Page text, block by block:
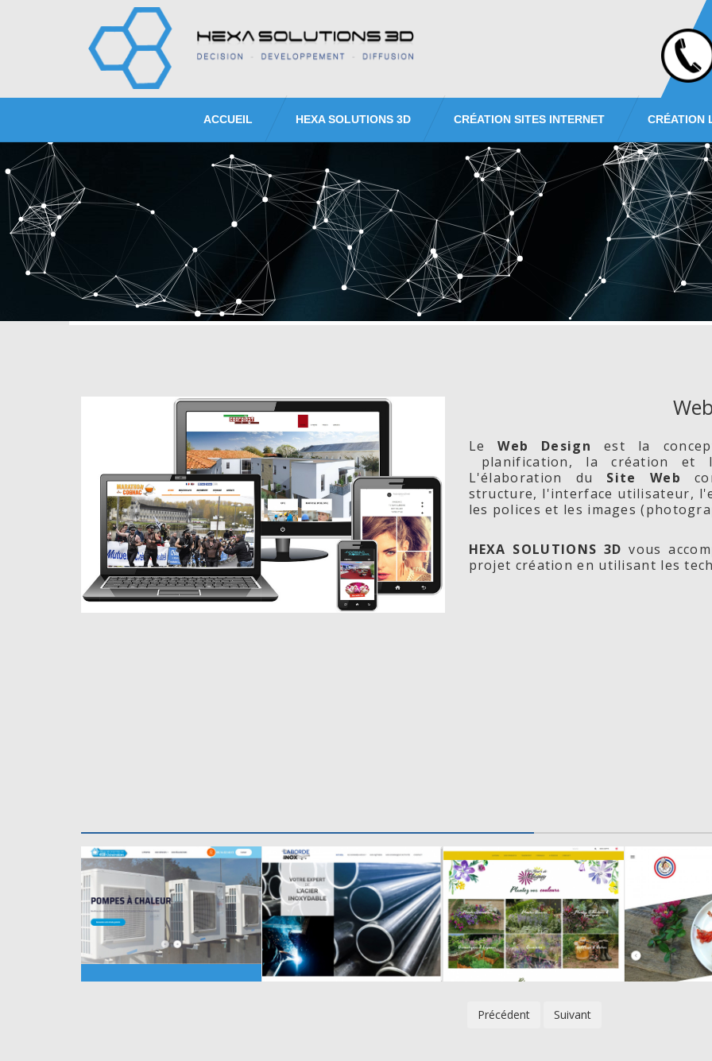
ACCUEIL HEXA SOLUTIONS 3D CRÉATION SITES INTERNET CRÉATION
LeWeb Design est la
planification, la création
L'élaboration du Site Web
structure, l'interface utilisateur,
les polices et les images
HEXA SOLUTIONS 3D vous
projet création en utilisant les
Précédent Suivant